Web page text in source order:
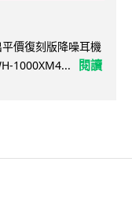
價復刻版降噪耳機
1000XM4...
閱讀